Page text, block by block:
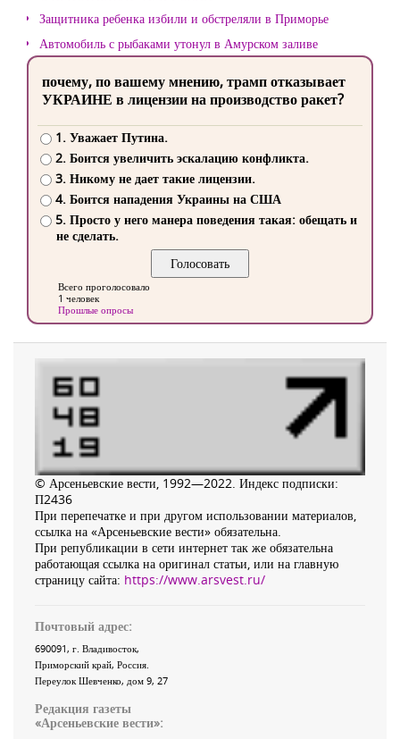
Защитника ребенка избили и обстреляли в Приморье
Автомобиль с рыбаками утонул в Амурском заливе
почему, по вашему мнению, трамп отказывает
УКРАИНЕ в лицензии на производство ракет?
1. Уважает Путина.
2. Боится увеличить эскалацию конфликта.
3. Никому не дает такие лицензии.
4. Боится нападения Украины на США
5. Просто у него манера поведения такая: обещать и
не сделать.
Всего проголосовало
1 человек
Прошлые опросы
© Арсеньевские вести, 1992—2022. Индекс подписки:
П2436
При перепечатке и при другом использовании материалов,
ссылка на «Арсеньевские вести» обязательна.
При републикации в сети интернет так же обязательна
работающая ссылка на оригинал статьи, или на главную
страницу сайта: https://www.arsvest.ru/
Почтовый адрес:
690091, г. Владивосток,
Приморский край, Россия
Переулок Шевченко, дом 9, 27
Редакция газеты
«Арсеньевские вести»: